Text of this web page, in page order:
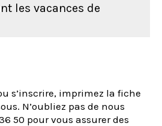
les vacances de
s’inscrire, imprimez la fiche
N’oubliez pas de nous
50 pour vous assurer des